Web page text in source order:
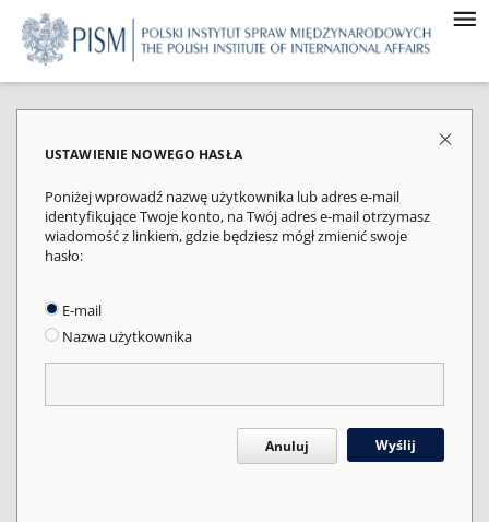
USTAWIENIE NOWEGO HASŁA
Poniżej wprowadź nazwę użytkownika lub adres e-mail
identyfikujące Twoje konto, na Twój adres e-mail otrzymasz
wiadomość z linkiem, gdzie będziesz mógł zmienić swoje
hasło:
E-mail
Nazwa użytkownika
Anuluj Wyślij